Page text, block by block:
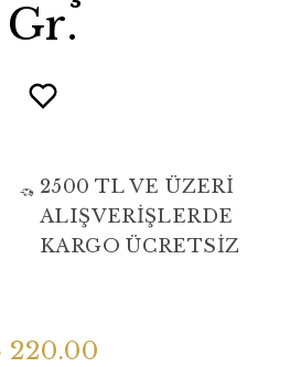
Gr.
2500 TL VE ÜZERİ
ALIŞVERİŞLERDE
KARGO ÜCRETSİZ
220.00